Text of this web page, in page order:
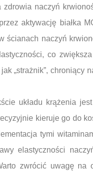
naczyń
aktywację białka
ścianach naczyń
co
„strażnik”, chroniący
układu krążenia
kieruje go do
tymi
elastyczności
zwrócić uwagę na